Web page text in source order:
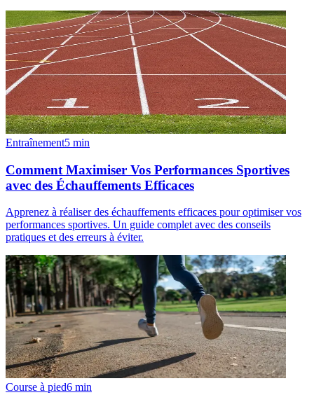
Entraînement5 min
Comment Maximiser Vos Performances Sportives
avec des Échauffements Efficaces
Apprenez à réaliser des échauffements efficaces pour optimiser vos
performances sportives. Un guide complet avec des conseils
pratiques et des erreurs à éviter.
Course à pied6 min